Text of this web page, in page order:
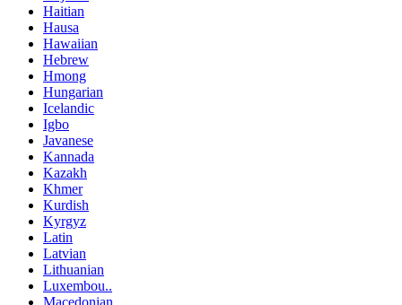
Haitian
Hausa
Hawaiian
Hebrew
Hmong
Hungarian
Icelandic
Igbo
Javanese
Kannada
Kazakh
Khmer
Kurdish
Kyrgyz
Latin
Latvian
Lithuanian
Luxembou..
Macedonian